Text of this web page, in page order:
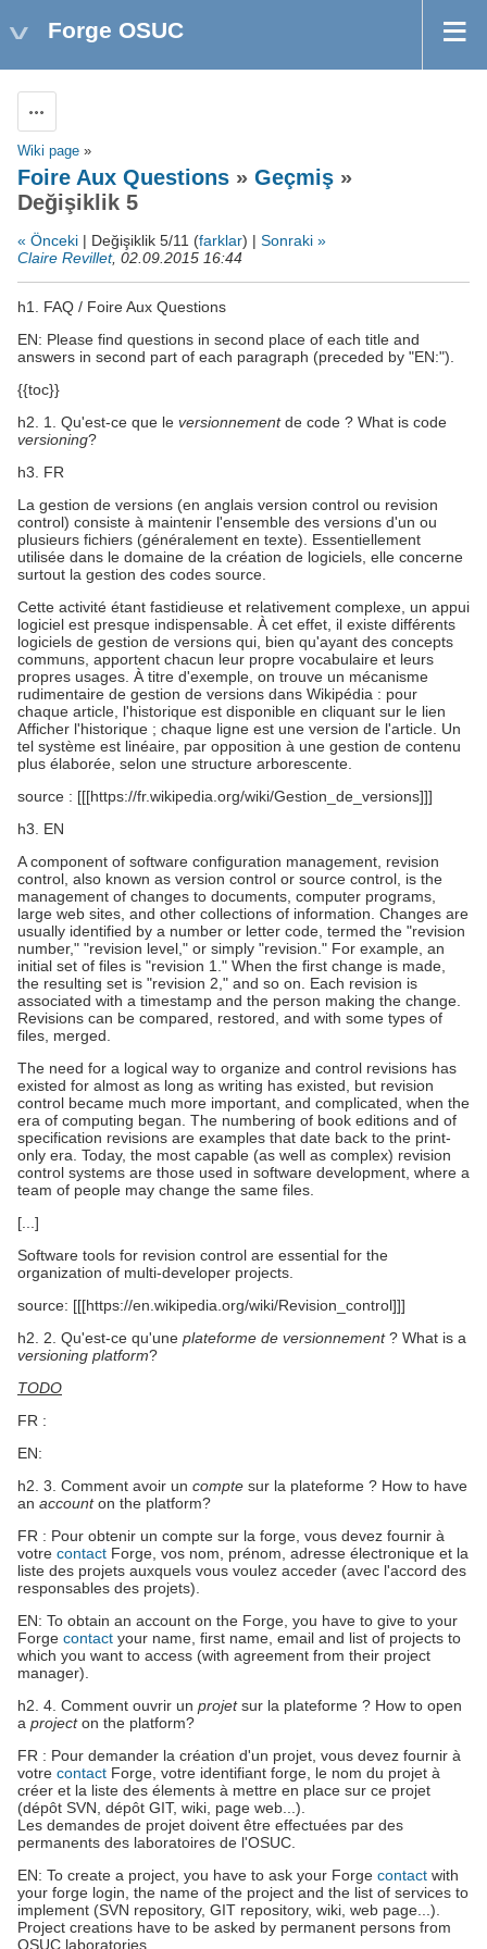
Forge OSUC
Wiki page »
Foire Aux Questions » Geçmiş »
Değişiklik 5
« Önceki | Değişiklik 5/11 (farklar) | Sonraki »
Claire Revillet, 02.09.2015 16:44
h1. FAQ / Foire Aux Questions
EN: Please find questions in second place of each title and
answers in second part of each paragraph (preceded by "EN:").
{{toc}}
h2. 1. Qu'est-ce que le versionnementde code ? What is code
versioning?
h3. FR
La gestion de versions (en anglais version control ou revision
control) consiste à maintenir l'ensemble des versions d'un ou
plusieurs fichiers (généralement en texte). Essentiellement
utilisée dans le domaine de la création de logiciels, elle concerne
surtout la gestion des codes source.
Cette activité étant fastidieuse et relativement complexe, un appui
logiciel est presque indispensable. À cet effet, il existe différents
logiciels de gestion de versions qui, bien qu'ayant des concepts
communs, apportent chacun leur propre vocabulaire et leurs
propres usages. À titre d'exemple, on trouve un mécanisme
rudimentaire de gestion de versions dans Wikipédia : pour
chaque article, l'historique est disponible en cliquant sur le lien
Afficher l'historique ; chaque ligne est une version de l'article. Un
tel système est linéaire, par opposition à une gestion de contenu
plus élaborée, selon une structure arborescente.
source : [[[https://fr.wikipedia.org/wiki/Gestion_de_versions]]]
h3. EN
A component of software configuration management, revision
control, also known as version control or source control, is the
management of changes to documents, computer programs,
large web sites, and other collections of information. Changes are
usually identified by a number or letter code, termed the "revision
number," "revision level," or simply "revision." For example, an
initial set of files is "revision 1." When the first change is made,
the resulting set is "revision 2," and so on. Each revision is
associated with a timestamp and the person making the change.
Revisions can be compared, restored, and with some types of
files, merged.
The need for a logical way to organize and control revisions has
existed for almost as long as writing has existed, but revision
control became much more important, and complicated, when the
era of computing began. The numbering of book editions and of
specification revisions are examples that date back to the print-
only era. Today, the most capable (as well as complex) revision
control systems are those used in software development, where a
team of people may change the same files.
[...]
Software tools for revision control are essential for the
organization of multi-developer projects.
source: [[[https://en.wikipedia.org/wiki/Revision_control]]]
h2. 2. Qu'est-ce qu'une plateforme de versionnement? What is a
versioning platform?
TODO
FR :
EN:
h2. 3. Comment avoir un compte sur la plateforme ? How to have
an accounton the platform?
FR : Pour obtenir un compte sur la forge, vous devez fournir à
votre contact Forge, vos nom, prénom, adresse électronique et la
liste des projets auxquels vous voulez acceder (avec l'accord des
responsables des projets).
EN: To obtain an account on the Forge, you have to give to your
Forge contact your name, first name, email and list of projects to
which you want to access (with agreement from their project
manager).
h2. 4. Comment ouvrir un projetsur la plateforme ? How to open
a projecton the platform?
FR : Pour demander la création d'un projet, vous devez fournir à
votre contact Forge, votre identifiant forge, le nom du projet à
créer et la liste des élements à mettre en place sur ce projet
(dépôt SVN, dépôt GIT, wiki, page web...).
Les demandes de projet doivent être effectuées par des
permanents des laboratoires de l'OSUC.
EN: To create a project, you have to ask your Forge contact with
your forge login, the name of the project and the list of services to
implement (SVN repository, GIT repository, wiki, web page...).
Project creations have to be asked by permanent persons from
OSUC laboratories.